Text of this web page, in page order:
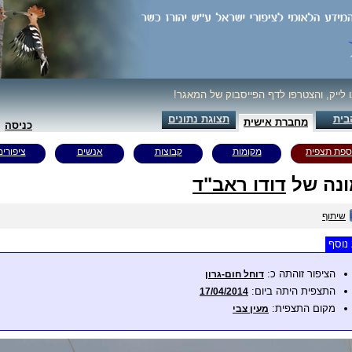
לייק, והצטרפו לדף הפייסבוק של המאגר!
מחברת אישית תצוגת נתונים
כניסה
תצפית מקומות קבוצות אנשים
של דודו ראב"ד
שיתוף
נוסף
הציפור זוהתה כ: דוחל חום-גרון
התצפית היתה ביום: 17/04/2014
מקום התצפית: מעין צבי